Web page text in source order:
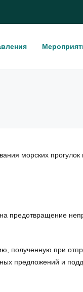
морских
предотвращение
при
предложений и